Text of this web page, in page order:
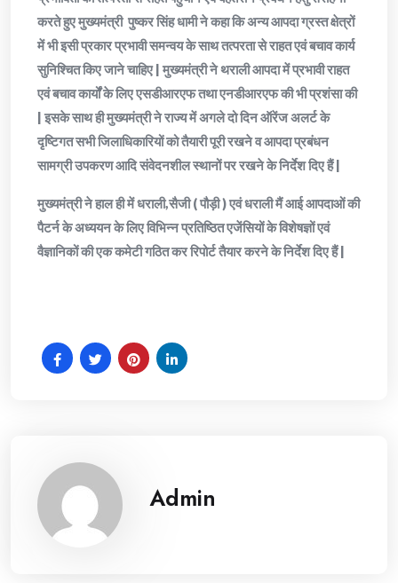
करते हुए मुख्यमंत्री पुष्कर सिंह धामी ने कहा कि अन्य आपदा ग्रस्त क्षेत्रों
में भी इसी प्रकार प्रभावी समन्वय के साथ तत्परता से राहत एवं बचाव कार्य
सुनिश्चित किए जाने चाहिए | मुख्यमंत्री ने थराली आपदा में प्रभावी राहत
एवं बचाव कार्यों के लिए एसडीआरएफ तथा एनडीआरएफ की भी प्रशंसा की
| इसके साथ ही मुख्यमंत्री ने राज्य में अगले दो दिन ऑरेंज अलर्ट के
दृष्टिगत सभी जिलाधिकारियों को तैयारी पूरी रखने व आपदा प्रबंधन
सामग्री उपकरण आदि संवेदनशील स्थानों पर रखने के निर्देश दिए हैं |
मुख्यमंत्री ने हाल ही में धराली,सैजी ( पौड़ी ) एवं धराली मैं आई आपदाओं की
पैटर्न के अध्ययन के लिए विभिन्न प्रतिष्ठित एजेंसियों के विशेषज्ञों एवं
वैज्ञानिकों की एक कमेटी गठित कर रिपोर्ट तैयार करने के निर्देश दिए हैं |
Admin